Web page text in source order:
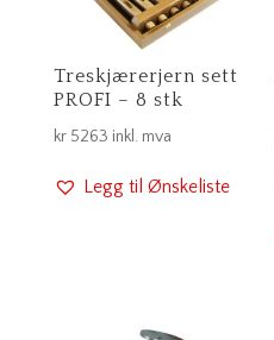
Treskjærerjern sett
PROFI – 8 stk
kr5263 inkl. mva
Legg til Ønskeliste